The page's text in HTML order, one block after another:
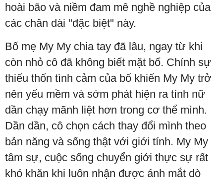
hoài bão và niềm đam mê nghề nghiệp của
các chân dài "đặc biệt" này.
Bố mẹ My My chia tay đã lâu, ngay từ khi
còn nhỏ cô đã không biết mặt bố. Chính sự
thiếu thốn tình cảm của bố khiến My My trở
nên yếu mềm và sớm phát hiện ra tính nữ
dần chạy mãnh liệt hơn trong cơ thể mình.
Dần dần, cô chọn cách thay đổi mình theo
bản năng và sống thật với giới tính. My My
tâm sự, cuộc sống chuyển giới thực sự rất
khó khăn khi luôn nhận được ánh mắt dò